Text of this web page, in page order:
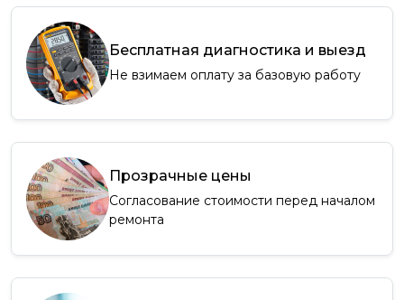
Бесплатная диагностика и выезд
Не взимаем оплату за базовую работу
Прозрачные цены
Согласование стоимости перед началом
ремонта